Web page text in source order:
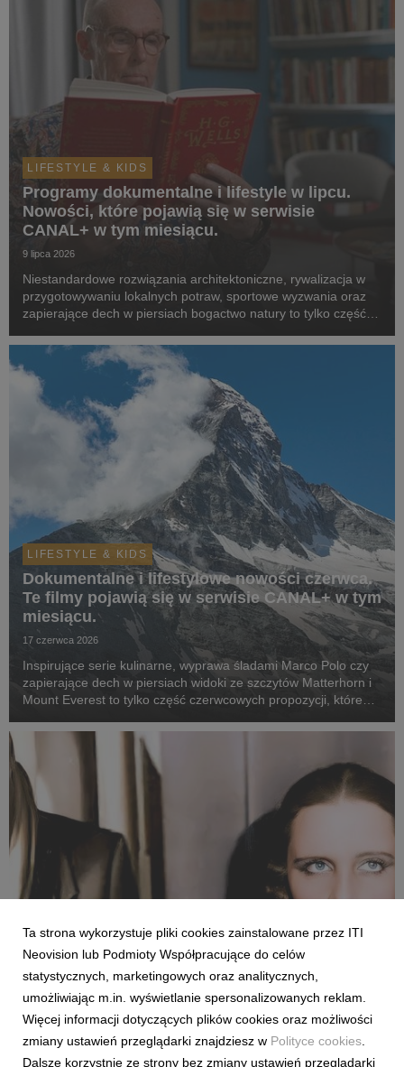
LIFESTYLE & KIDS
Programy dokumentalne i lifestyle w lipcu.
Nowości, które pojawią się w serwisie
CANAL+ w tym miesiącu.
9 lipca 2026
Niestandardowe rozwiązania architektoniczne, rywalizacja w
przygotowywaniu lokalnych potraw, sportowe wyzwania oraz
zapierające dech w piersiach bogactwo natury to tylko część z
w serwisie w lipcu.
LIFESTYLE & KIDS
Dokumentalne i lifestylowe nowości czerwca.
Te filmy pojawią się w serwisie CANAL+ w tym
miesiącu.
17 czerwca 2026
Inspirujące serie kulinarne, wyprawa śladami Marco Polo czy
zapierające dech w piersiach widoki ze szczytów Matterhorn i
Mount Everest to tylko część czerwcowych propozycji, które
LIFESTYLE & KIDS
Dokumenty i programy lifestyle, które pojawiły
się w maju w CANAL+.
27 maja 2026
Opowieść o talencie Tamary Łempickiej, fascynujące wyzwania
Ta strona wykorzystuje pliki cookies zainstalowane przez ITI
Neovision lub Podmioty Współpracujące do celów
statystycznych, marketingowych oraz analitycznych,
umożliwiając m.in. wyświetlanie spersonalizowanych reklam.
Więcej informacji dotyczących plików cookies oraz możliwości
zmiany ustawień przeglądarki znajdziesz w Polityce cookies
Dalsze korzystnie ze strony bez zmiany ustawień przeglądarki